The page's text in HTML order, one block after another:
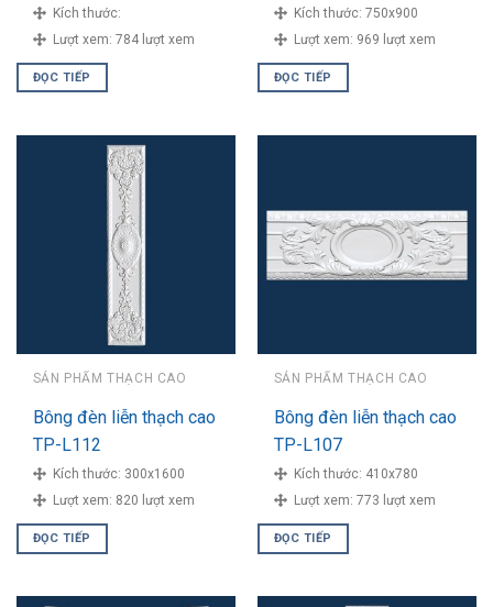
Kích thước:
Lượt xem: 784 lượt xem
ĐỌC TIẾP
Kích thước: 750x900
Lượt xem: 969 lượt xem
ĐỌC TIẾP
SẢN PHẨM THẠCH CAO
Bông đèn liễn thạch cao
TP-L112
Kích thước: 300x1600
Lượt xem: 820 lượt xem
ĐỌC TIẾP
SẢN PHẨM THẠCH CAO
Bông đèn liễn thạch cao
TP-L107
Kích thước: 410x780
Lượt xem: 773 lượt xem
ĐỌC TIẾP